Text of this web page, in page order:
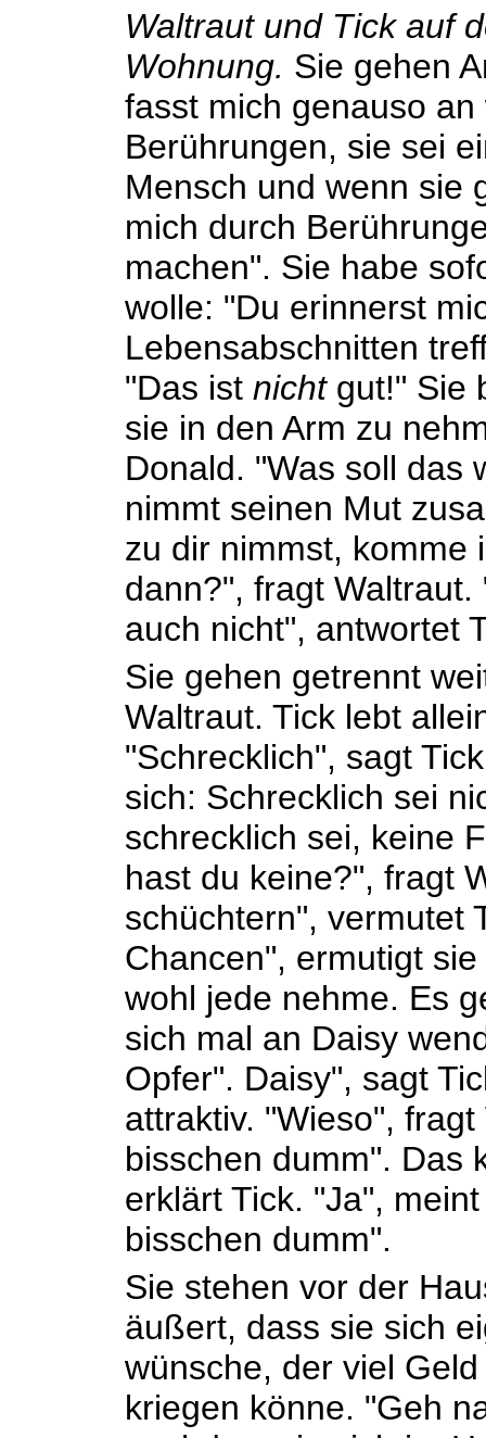
Waltraut und Tick auf
Wohnung. Sie gehen
fasst mich genauso
Berührungen, sie sei
Mensch und wenn sie
mich durch
machen". Sie habe
wolle: "Du erinnerst
Lebensabschnitten
"Das ist nichtgut!" Sie
sie in den Arm zu
Donald. "Was soll das
nimmt seinen Mut
zu dir nimmst, komme
dann?", fragt
auch nicht", antwortet
Sie gehen getrennt
Waltraut. Tick lebt
"Schrecklich", sagt
sich: Schrecklich sei
schrecklich sei, keine
hast du keine?", fragt
schüchtern", vermutet
Chancen", ermutigt
wohl jede nehme. Es
sich mal an Daisy
Opfer". Daisy", sagt
attraktiv. "Wieso",
bisschen dumm". Das
erklärt Tick. "Ja",
bisschen dumm".
Sie stehen vor der
äußert, dass sie sich
wünsche, der viel
kriegen könne. "Geh